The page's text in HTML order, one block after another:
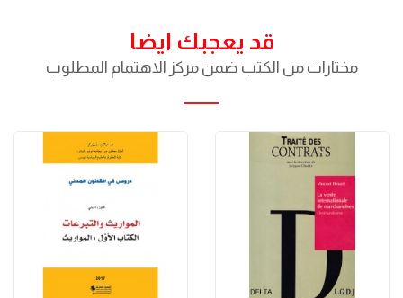
قد يعجبك ايضا
مختارات من الكتب ضمن مركز الاهتمام المطلوب